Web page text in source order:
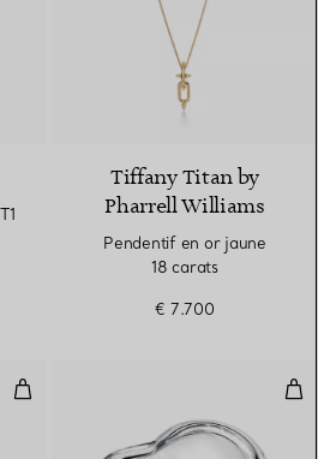
3 Matériaux
Tiffany Titan by
Pharrell Williams
Pendentif en or jaune
18 carats
€ 7.700
Bracelet parsemé de maillons